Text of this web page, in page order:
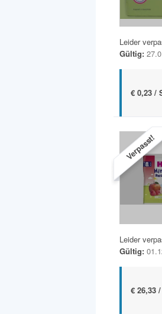
Leider
Gültig:
€ 0,23 /
Verpasst!
Leider
Gültig:
€ 26,33